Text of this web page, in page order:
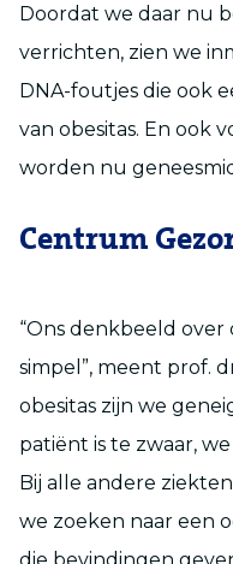
Doordat we daar nu
verrichten, zien we
DNA-foutjes die ook
van obesitas. En ook
worden nu
Centrum
“Ons denkbeeld over
simpel”, meent prof.
obesitas zijn we
patiënt is te zwaar,
Bij alle andere
we zoeken naar een